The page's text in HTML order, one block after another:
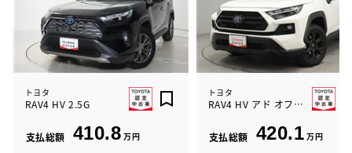
トヨタ
RAV4 HV 2.5G
支払総額 410.8 万円
トヨタ
RAV4 HV アド オフ2 4WD
支払総額 420.1 万円